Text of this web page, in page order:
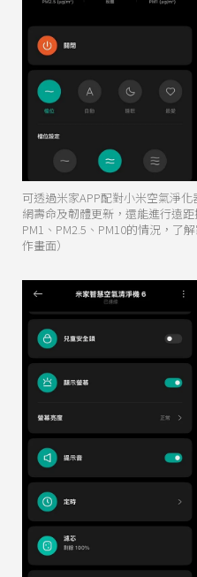
可透過米家APP配對小米空氣淨
網壽命及韌體更新，還能進行遠
PM1、PM2.5、PM10的情況，了
作畫面）